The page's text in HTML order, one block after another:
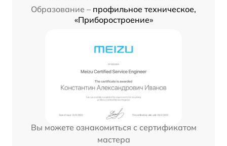
Образование – профильное техническое,
«Приборостроение»
Вы можете ознакомиться с сертификатом
мастера